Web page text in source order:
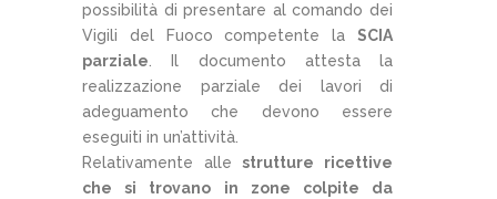
possibilità di presentare al comando dei
Vigili del Fuoco competente la SCIA
parziale. Il documento attesta la
realizzazione parziale dei lavori di
adeguamento che devono essere
eseguiti in un’attività.
Relativamente allestrutture ricettive
che si trovano in zone colpite da